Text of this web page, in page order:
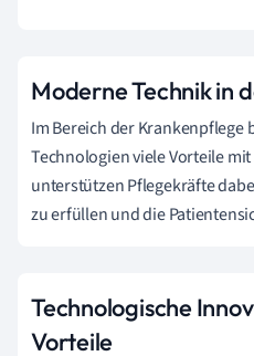
Moderne Technik in
Im Bereich der Krankenpflege
Technologien viele Vorteile
unterstützen Pflegekräfte
zu erfüllen und die
Technologische
Vorteile